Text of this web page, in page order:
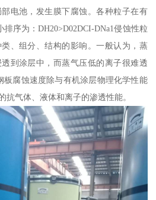
电池，发生膜下腐蚀。各种粒子在有
序为：DH20>D02DCI-DNa1侵蚀性粒
、组分、结构的影响。一般认为，蒸
到涂层中，而蒸气压低的离子很难透
板腐蚀速度除与有机涂层物理化学性能
抗气体、液体和离子的渗透性能。